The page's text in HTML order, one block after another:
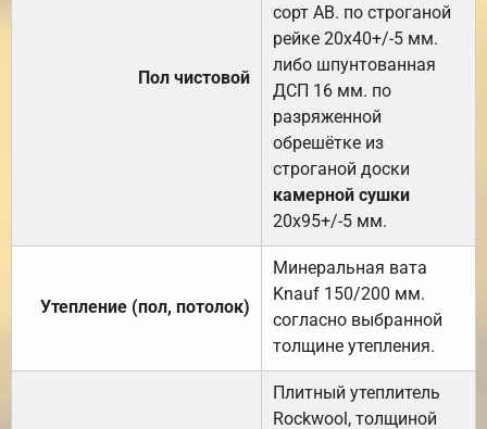
Пол чистовой
сорт АВ. по строганой
рейке 20х40+/-5 мм.
либо шпунтованная
ДСП 16 мм. по
разряженной
обрешётке из
строганой доски
камерной сушки
20х95+/-5 мм.
Утепление (пол, потолок)
Минеральная вата
Knauf 150/200 мм.
согласно выбранной
толщине утепления.
Плитный утеплитель
Rockwool, толщиной